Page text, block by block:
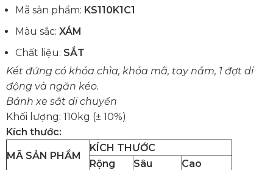
Mã sản phẩm: KS110K1C1
Màu sắc: XÁM
Chất liệu: SẮT
Két đứng có khóa chìa, khóa mã, tay nắm, 1 đợt di
động và ngăn kéo.
Bánh xe sắt di chuyển
Khối lượng: 110kg (± 10%)
Kích thước:
MÃ SẢN PHẨM
KÍCH THƯỚC
Rộng
Sâu
Cao